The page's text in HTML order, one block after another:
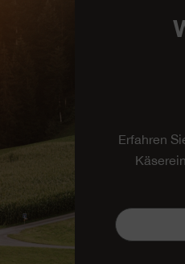
Erfahren